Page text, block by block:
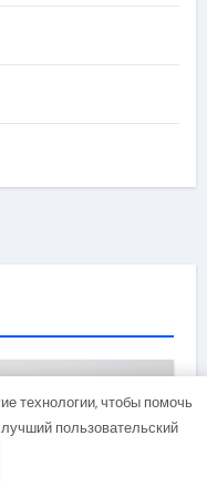
технологии, чтобы помочь
пользовательский